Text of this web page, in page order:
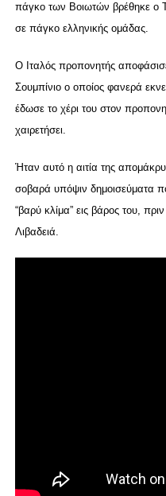
πάγκο των Βοιωτών βρέθηκε ο
σε πάγκο ελληνικής ομάδας.
Ο Ιταλός προπονητής
Σουμπίνιο ο οποίος φανερά
έδωσε το χέρι του στον
χαιρετήσει.
Ήταν αυτό η αιτία της
σοβαρά υπόψιν δημοισεύματα
“βαρύ κλίμα” εις βάρος του,
Λιβαδειά.